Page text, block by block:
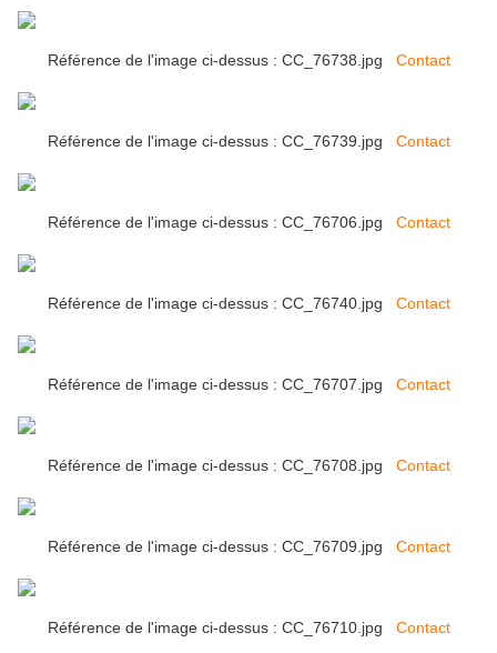
Référence de l'image ci-dessus : CC_76738.jpg Contact
Référence de l'image ci-dessus : CC_76739.jpg Contact
Référence de l'image ci-dessus : CC_76706.jpg Contact
Référence de l'image ci-dessus : CC_76740.jpg Contact
Référence de l'image ci-dessus : CC_76707.jpg Contact
Référence de l'image ci-dessus : CC_76708.jpg Contact
Référence de l'image ci-dessus : CC_76709.jpg Contact
Référence de l'image ci-dessus : CC_76710.jpg Contact